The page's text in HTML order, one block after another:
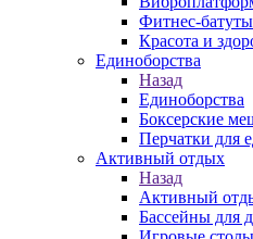
Фитнес-
Красота и
Единоборства
Назад
Единоборства
Боксерские
Перчатки для
Активный отдых
Назад
Активный
Бассейны для